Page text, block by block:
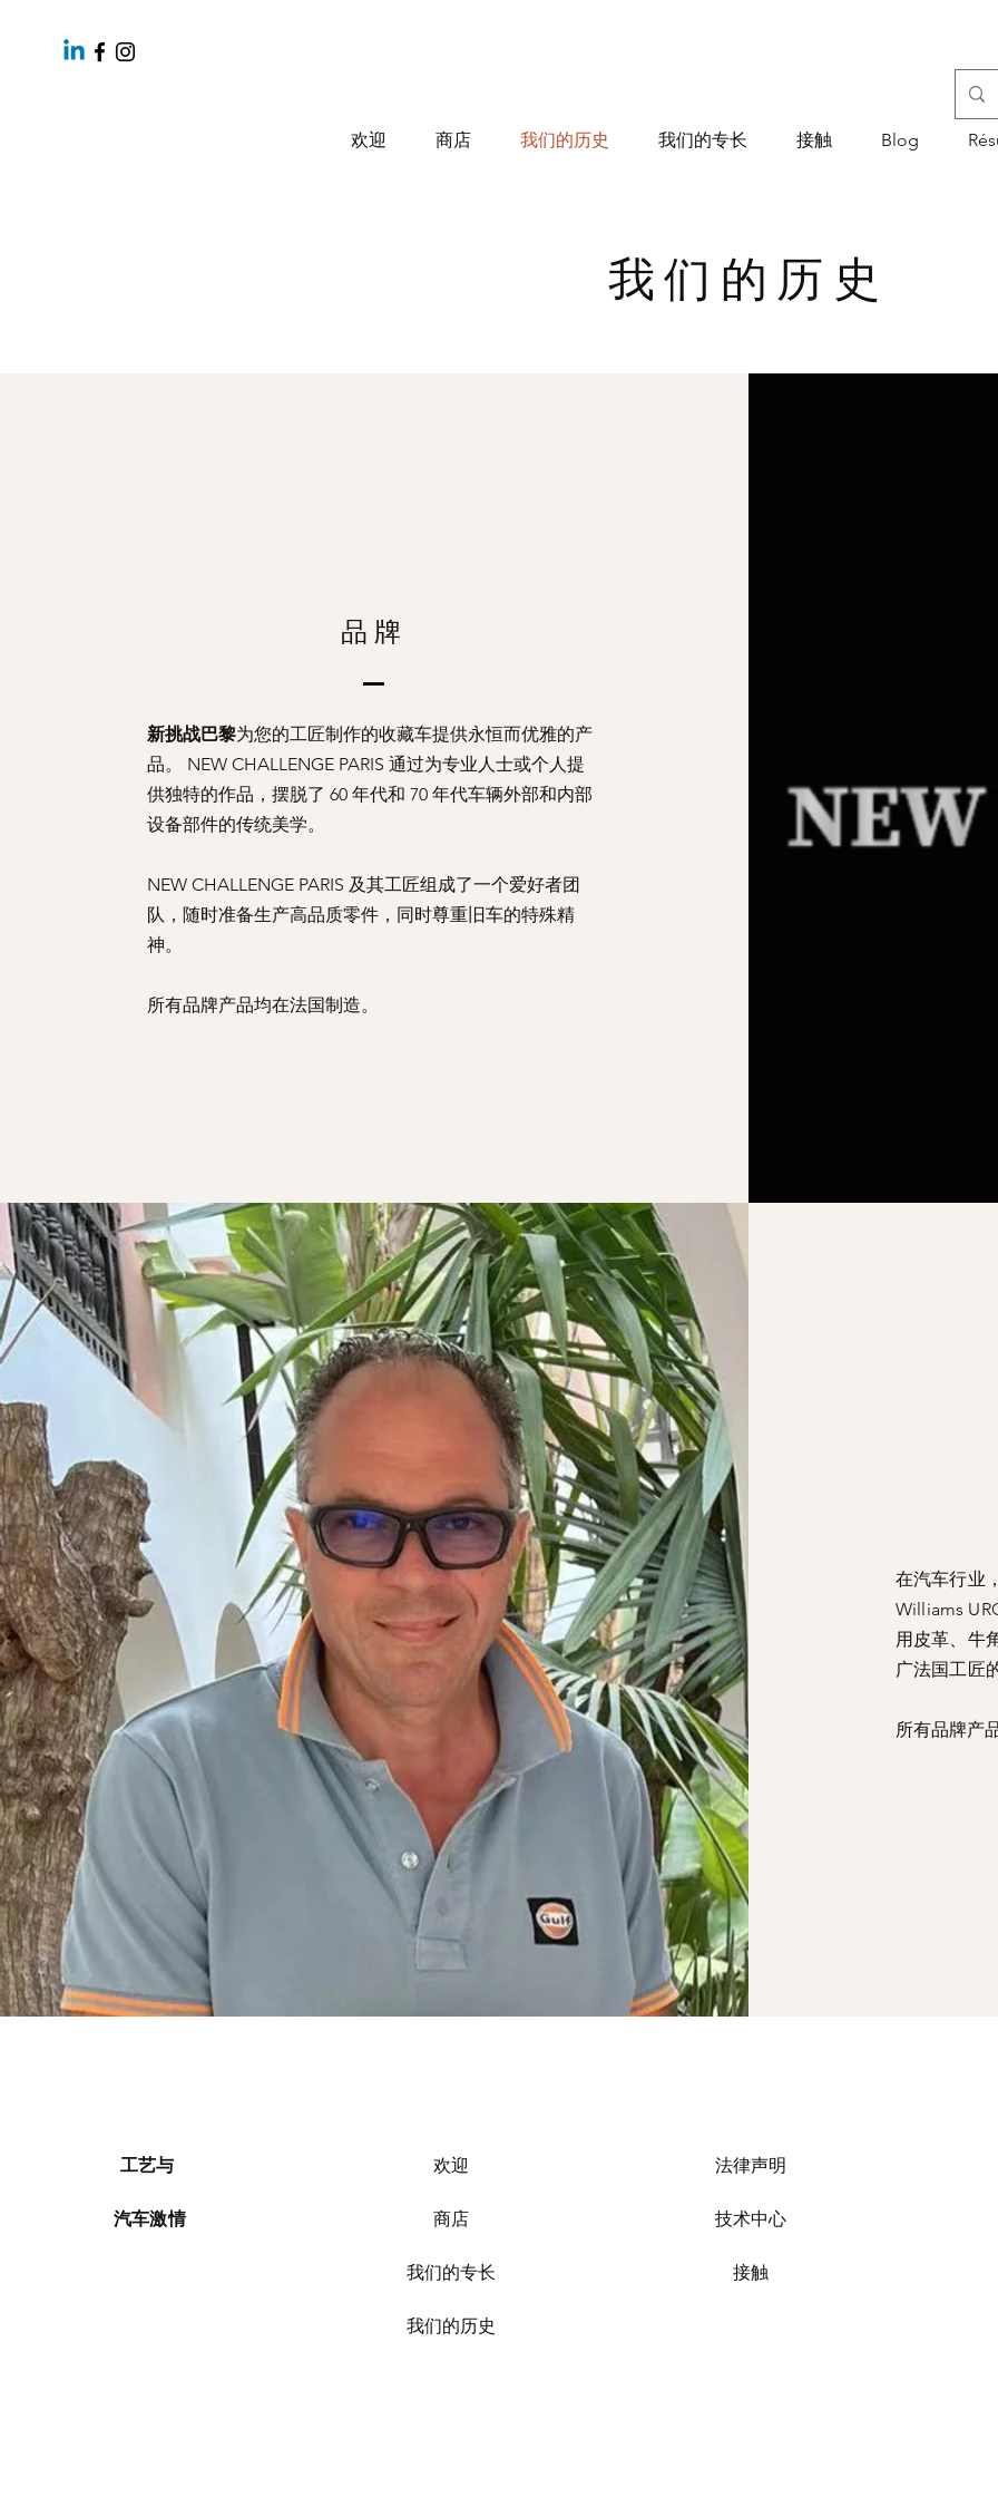
欢迎 商店 我们的历史 我们的专长 接触 Blog
我们的历史
品牌
新挑战巴黎为您的工匠制作的收藏车提供永恒而优雅的产
品。 NEW CHALLENGE PARIS 通过为专业人士或个人提
供独特的作品，摆脱了 60 年代和 70 年代车辆外部和内部
设备部件的传统美学。
NEW CHALLENGE PARIS 及其工匠组成了一个爱好者团
队，随时准备生产高品质零件，同时尊重旧车的特殊精
神。
所有品牌产品均在法国制造。
在汽车行业
Williams
用皮革、牛
广法国工匠
所有品牌产
工艺与
汽车激情
欢迎
商店
我们的专长
我们的历史
法律声明
技术中心
接触